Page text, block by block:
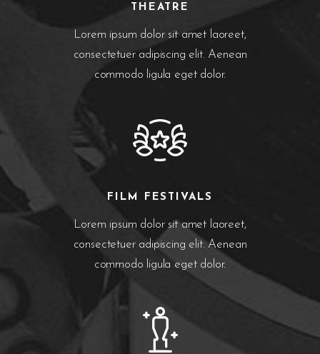
THEATRE
Lorem ipsum dolor sit amet laoreet,
consectetuer adipiscing elit. Aenean
commodo ligula eget dolor.
FILM FESTIVALS
Lorem ipsum dolor sit amet laoreet,
consectetuer adipiscing elit. Aenean
commodo ligula eget dolor.